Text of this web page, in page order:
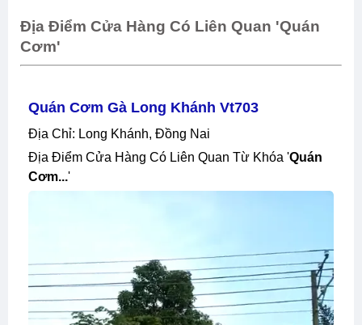
Địa Điểm Cửa Hàng Có Liên Quan 'quán
Cơm'
Quán Cơm Gà Long Khánh Vt703
Địa Chỉ: Long Khánh, Đồng Nai
Địa Điểm Cửa Hàng Có Liên Quan Từ Khóa 'Quán
Cơm...'